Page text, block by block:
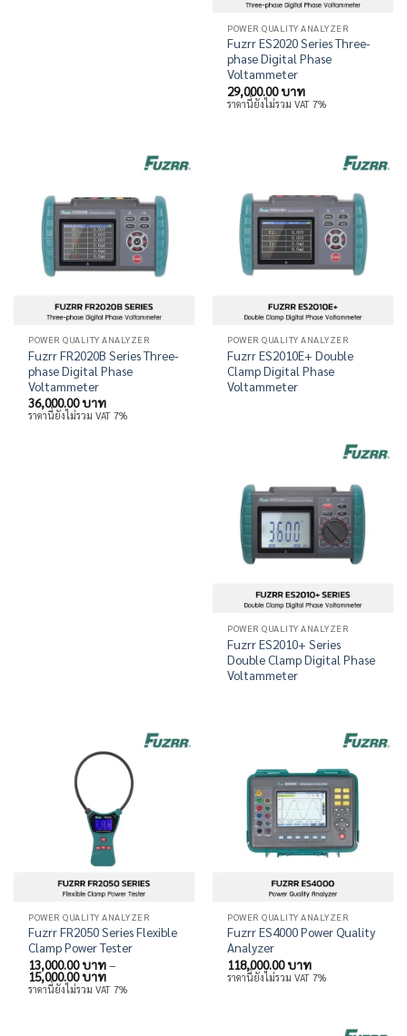
POWER QUALITY ANALYZER
Fuzrr ES2020 Series Three-
phase Digital Phase
Voltammeter
29,000.00บาท
ราคานี้ยังไม่รวม VAT 7%
POWER QUALITY ANALYZER
Fuzrr FR2020B Series Three-
phase Digital Phase
Voltammeter
36,000.00บาท
ราคานี้ยังไม่รวม VAT 7%
POWER QUALITY ANALYZER
Fuzrr ES2010E+ Double
Clamp Digital Phase
Voltammeter
POWER QUALITY ANALYZER
Fuzrr ES2010+ Series
Double Clamp Digital Phase
Voltammeter
POWER QUALITY ANALYZER
Fuzrr FR2050 Series Flexible
Clamp Power Tester
13,000.00บาท–
15,000.00บาทPrice
range:
13,000.00 บาท
ราคานี้ยังไม่รวม VAT 7%
POWER QUALITY ANALYZER
Fuzrr ES4000 Power Quality
Analyzer
118,000.00บาท
ราคานี้ยังไม่รวม VAT 7%